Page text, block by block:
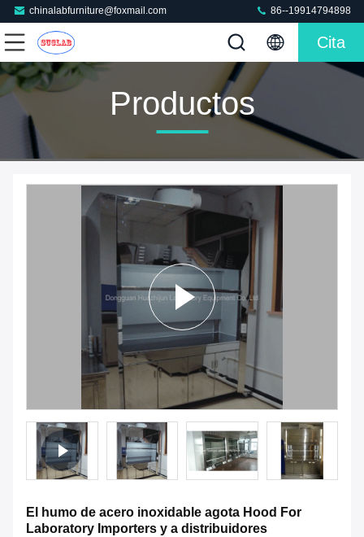
chinalabfurniture@foxmail.com 86--19914794898
Cita
Productos
El humo de acero inoxidable agota Hood For
Laboratory Importers y a distribuidores